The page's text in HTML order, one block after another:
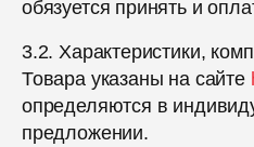
обязуется принять и
3.2. Характеристики,
Товара указаны на сайте
определяются в
предложении.